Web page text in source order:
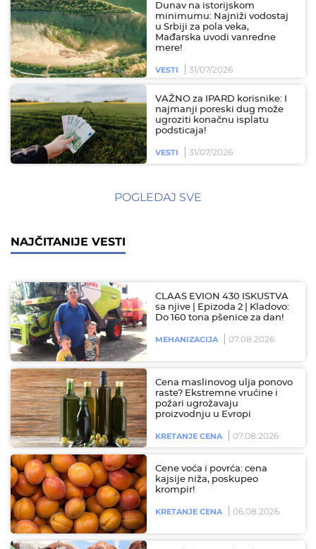
Dunav na istorijskom
minimumu: Najniži vodostaj
u Srbiji za pola veka,
Mađarska uvodi vanredne
mere!
VESTI 31/07/2026
VAŽNO za IPARD korisnike: I
najmanji poreski dug može
ugroziti konačnu isplatu
podsticaja!
VESTI 31/07/2026
POGLEDAJ SVE
NAJČITANIJE VESTI
CLAAS EVION 430 ISKUSTVA
sa njive | Epizoda 2 | Kladovo:
Do 160 tona pšenice za dan!
MEHANIZACIJA 07.08.2026
Cena maslinovog ulja ponovo
raste? Ekstremne vrućine i
požari ugrožavaju
proizvodnju u Evropi
KRETANJE CENA 07.08.2026
Cene voća i povrća: cena
kajsije niža, poskupeo
krompir!
KRETANJE CENA 06.08.2026